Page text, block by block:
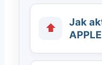
⬆
Jak
APPLE